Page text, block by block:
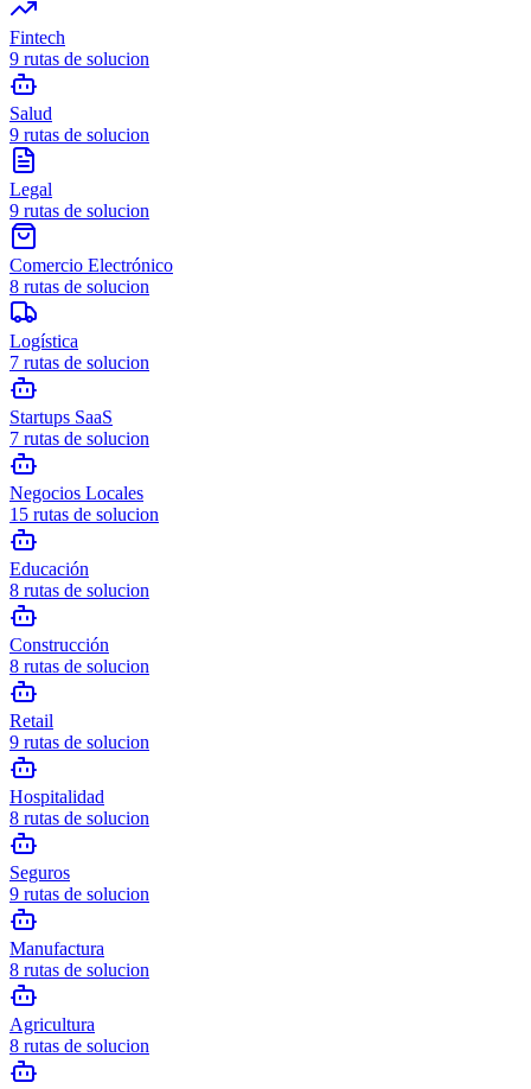
Fintech
9 rutas de solucion
Salud
9 rutas de solucion
Legal
9 rutas de solucion
Comercio Electrónico
8 rutas de solucion
Logística
7 rutas de solucion
Startups SaaS
7 rutas de solucion
Negocios Locales
15 rutas de solucion
Educación
8 rutas de solucion
Construcción
8 rutas de solucion
Retail
9 rutas de solucion
Hospitalidad
8 rutas de solucion
Seguros
9 rutas de solucion
Manufactura
8 rutas de solucion
Agricultura
8 rutas de solucion